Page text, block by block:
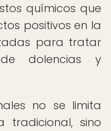
químicos que
positivos en la
para tratar
dolencias y
no se limita
tradicional, sino